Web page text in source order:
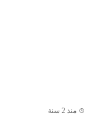
منذ 2 سنة